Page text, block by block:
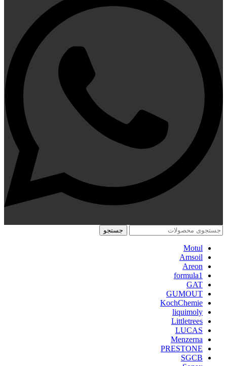
جستجو
Motul
Amsoil
Areon
formula1
GAT
GUMOUT
KochChemie
liquimoly
Littletrees
LUCAS
Menzerna
PRESTONE
SGCB